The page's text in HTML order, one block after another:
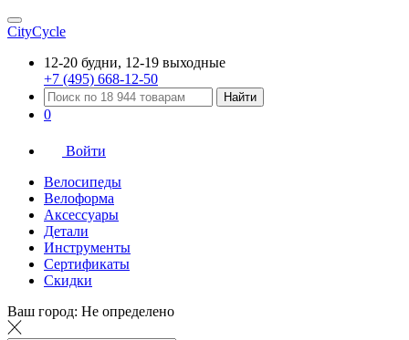
CityCycle
12-20 будни, 12-19 выходные
+7 (495) 668-12-50
Найти
0
Войти
Велосипеды
Велоформа
Аксессуары
Детали
Инструменты
Сертификаты
Скидки
Ваш город: Не определено